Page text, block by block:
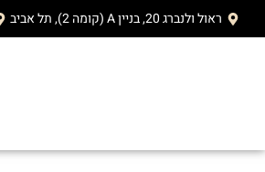
ראול ולנברג 20, בניין A (קומה 2), תל אביב